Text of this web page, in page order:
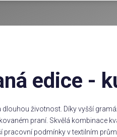
edice -
životnost. Díky vyšší
praní. Skvělá kombinace
pracovní podmínky v textilním